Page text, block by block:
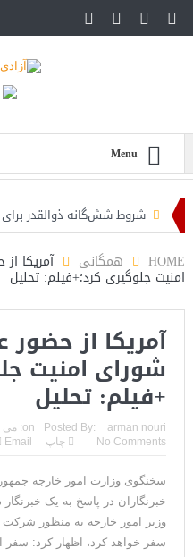
Menu
شروط شش‌گانه ذوالقدر برای
ذوالقدرها پخته!
ایران؛ فرمانده ارتش
کافی نیست
روزنامه: محاصره دریایی
خواهند شد
تحلیلگر سعودی: این
ایران است
مقام آمریکایی: تصورِ بازنده
است+فیلم: تحلیل
HOME همگانی آمریکا
امنیت جلوگیری کرد؛+فیلم: تحلیل
آمریکا از
شورای امنیت
+فیلم: تحلیل
Posted By: arman nouri
on: می 25, 2026
No Comments
چاپ Email
سخنگوی وزارت امور خارجه
خبرنگاران در پاسخ به یک خبرنگار
وزیر امور خارجه به منظور
سفر خواهد کرد، اظهار کرد: سفر